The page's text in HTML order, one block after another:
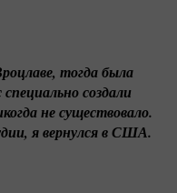
тогда была
создали
не существовало.
я вернулся в США.